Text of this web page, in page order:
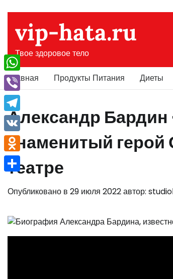
содержимому
vip-hata.ru
Твое здоровое тело
Главная Продукты Питания Диеты
Александр
знаменитый герой
театре
Опубликовано в 29 июля 2022автор:
WhatsApp
Viber
Telegram
VK
Odnoklassniki